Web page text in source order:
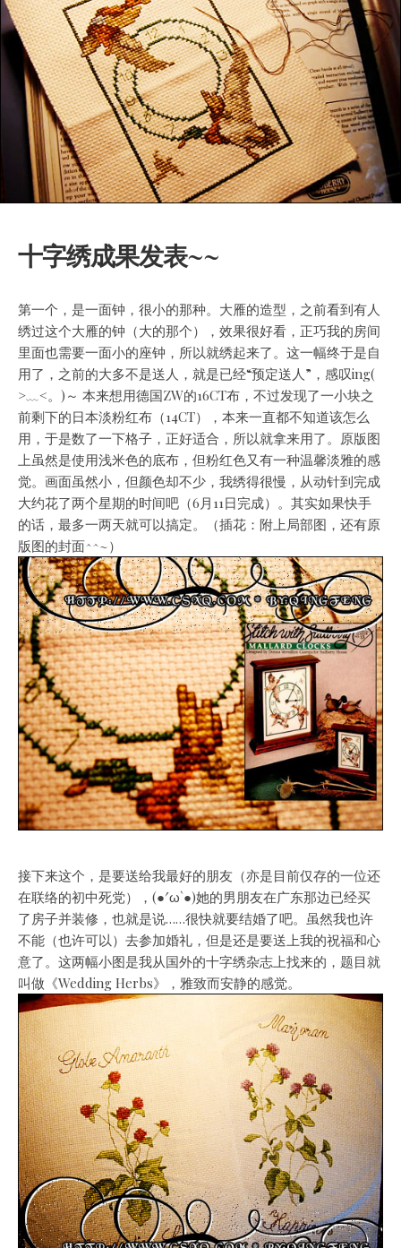
十字绣成果发表~~
第一个，是一面钟，很小的那种。大雁的造型，之前看到有人
绣过这个大雁的钟（大的那个），效果很好看， 正巧我的房间
里面也需要一面小的座钟，所以就绣起来了。这一幅终于是自
用了，之前的大多不是送人，就是已经“预定送人”，感叹ing(
>﹏<。)～ 本来想用德国ZW的16CT布，不过发现了一小块之
前剩下的日本淡粉红布（14CT），本来一直都不知道该怎么
用，于是数了一下格子，正好适合，所以就拿来用了。原版图
上虽然是使用浅米色的底布，但粉红色又有一种温馨淡雅的感
觉。画面虽然小，但颜色却不少，我绣得很慢，从动针到完成
大约花了两个星期的时间吧（6月11日完成）。其实如果快手
的话，最多一两天就可以搞定。（插花：附上局部图，还有原
版图的封面^^~）
接下来这个，是要送给我最好的朋友（亦是目前仅存的一位还
在联络的初中死党），(●′ω`●)她的男朋友在广东那边已经买
了房子并装修，也就是说……很快就要结婚了吧。虽然我也许
不能（也许可以）去参加婚礼，但是还是要送上我的祝福和心
意了。这两幅小图是我从国外的十字绣杂志上找来的，题目就
叫做《Wedding Herbs》，雅致而安静的感觉。